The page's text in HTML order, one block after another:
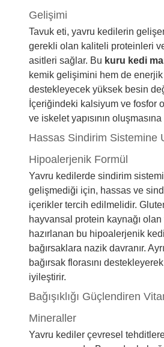
Gelişimi
Tavuk eti, yavru kedilerin
gerekli olan kaliteli proteinleri
asitleri sağlar. Bu kuru kedi
kemik gelişimini hem de
destekleyecek yüksek besin
İçeriğindeki kalsiyum ve fosfor
ve iskelet yapısının oluşmasına
Hassas Sindirim Sistemine
Hipoalerjenik Formül
Yavru kedilerde sindirim
gelişmediği için, hassas ve
içerikler tercih edilmelidir.
hayvansal protein kaynağı olan
hazırlanan bu hipoalerjenik
bağırsaklara nazik davranır.
bağırsak florasını
iyileştirir.
Bağışıklığı Güçlendiren
Mineraller
Yavru kediler çevresel